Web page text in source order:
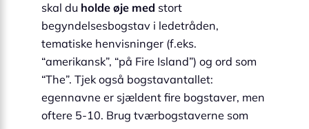
skal du holde øje med stort
begyndelsesbogstav i ledetråden,
tematiske henvisninger (f.eks.
“amerikansk”, “på Fire Island”) og ord som
“The”. Tjek også bogstavantallet:
egennavne er sjældent fire bogstaver, men
oftere 5-10. Brug tværbogstaverne som